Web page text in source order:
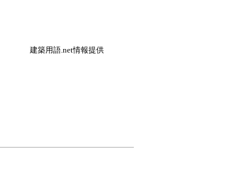
建築用語.net情報提供